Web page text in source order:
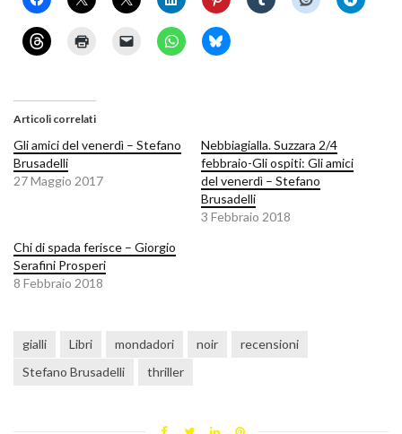
Articoli correlati
Gli amici del venerdì – Stefano
Brusadelli
27 Maggio 2017
Nebbiagialla. Suzzara 2/4
febbraio-Gli ospiti: Gli amici
del venerdì – Stefano
Brusadelli
3 Febbraio 2018
Chi di spada ferisce – Giorgio
Serafini Prosperi
8 Febbraio 2018
gialli Libri mondadori noir
recensioni
Stefano Brusadelli
thriller